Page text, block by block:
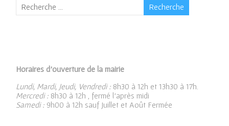
Horaires d’ouverture de la mairie
Lundi, Mardi, Jeudi, Vendredi : 8h30 à 12h et 13h30 à 17h.
Mercredi : 8h30 à 12h , fermé l’après midi
Samedi : 9h00 à 12h sauf Juillet et Août Fermée